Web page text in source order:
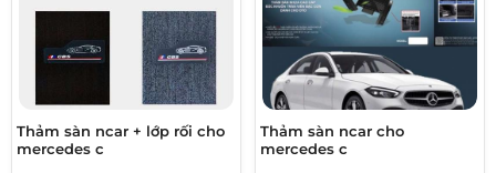
Thảm sàn ncar + lớp rối cho
mercedes c
Thảm sàn ncar cho
mercedes c